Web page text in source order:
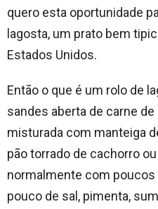
quero esta oportunidade
lagosta, um prato bem
Estados Unidos.
Então o que é um rolo de
sandes aberta de carne
misturada com manteiga
pão torrado de cachorro
normalmente com
pouco de sal, pimenta,